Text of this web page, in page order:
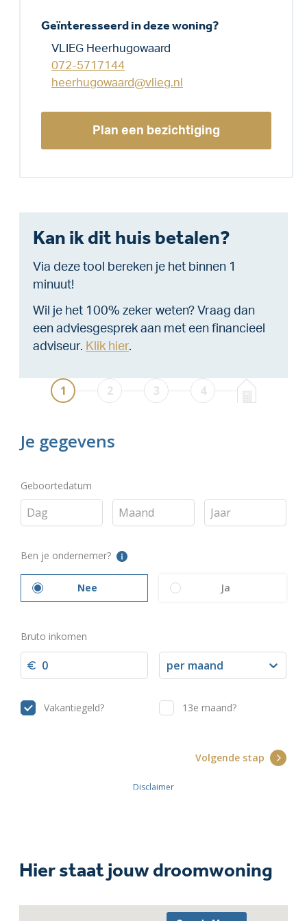
Geïnteresseerd in deze woning?
VLIEG Heerhugowaard
072-5717144
heerhugowaard@vlieg.nl
Plan een bezichtiging
Kan ik dit huis betalen?
Via deze tool bereken je het binnen 1
minuut!
Wil je het 100% zeker weten? Vraag dan
een adviesgesprek aan met een financieel
adviseur. Klik hier.
Hier staat jouw droomwoning